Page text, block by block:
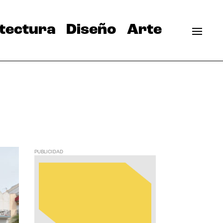
Diseño Arte
PUBLICIDAD